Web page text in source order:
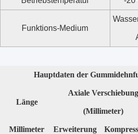
Funktions-Medium
Hauptdaten der
Länge
Axiale Verschiebung
(Millimeter)
Millimeter Erweiterung